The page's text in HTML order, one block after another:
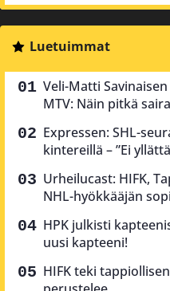
Luetuimmat
Veli-Matti
MTV: Näin pitkä
Expressen: SHL-
kintereillä – ”Ei
Urheilucast: HIFK,
NHL-hyökkääjän
HPK julkisti
uusi kapteeni!
HIFK teki